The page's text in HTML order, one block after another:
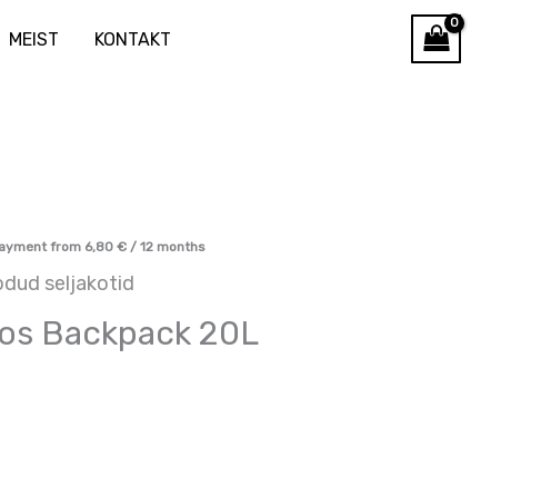
MEIST KONTAKT
from 6,80 €/ 12 months
seljakotid
Backpack 20L